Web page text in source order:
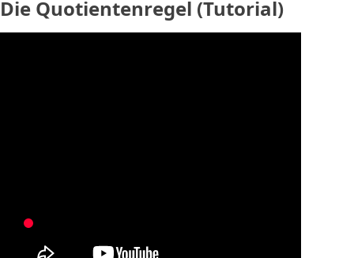
Die Quotientenregel (Tutorial)